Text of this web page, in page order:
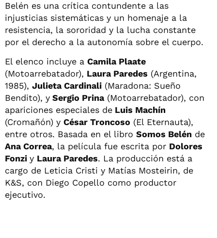
Belén es una crítica contundente a las
injusticias sistemáticas y un homenaje a la
resistencia, la sororidad y la lucha constante
por el derecho a la autonomía sobre el cuerpo.
El elenco incluye a Camila Plaate
(Motoarrebatador), Laura Paredes (Argentina,
1985), Julieta Cardinali (Maradona: Sueño
Bendito), y Sergio Prina(Motoarrebatador), con
apariciones especiales de Luis Machín
(Cromañón) y César Troncoso (El Eternauta),
entre otros. Basada en el libro Somos Belén de
Ana Correa, la película fue escrita por Dolores
Fonzi y Laura Paredes. La producción está a
cargo de Leticia Cristi y Matías Mosteirin, de
K&S, con Diego Copello como productor
ejecutivo.